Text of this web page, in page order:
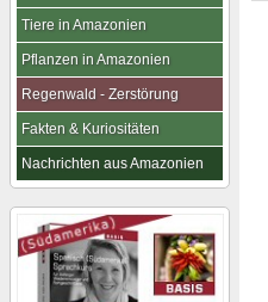
Tiere in Amazonien
Pflanzen in Amazonien
Regenwald - Zerstörung
Fakten & Kuriositäten
Nachrichten aus Amazonien